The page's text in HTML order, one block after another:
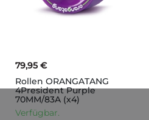
79,95 €
Rollen ORANGATANG
4President Purple
70MM/83A (x4)
Verfügbar.